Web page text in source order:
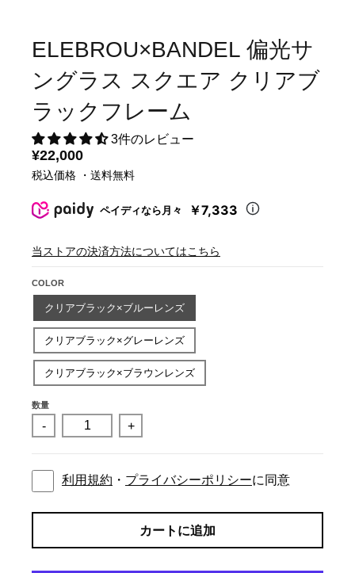
ELEBROU×BANDEL 偏光サ
ングラス スクエア クリアブ
ラックフレーム
3件のレビュー
¥22,000
税込価格 ・送料無料
ペイディなら月々 ￥7,333
当ストアの決済方法についてはこちら
COLOR
クリアブラック×ブルーレンズ
クリアブラック×グレーレンズ
クリアブラック×ブラウンレンズ
数量
- +
利用規約 ・ プライバシーポリシーに同意
カートに追加